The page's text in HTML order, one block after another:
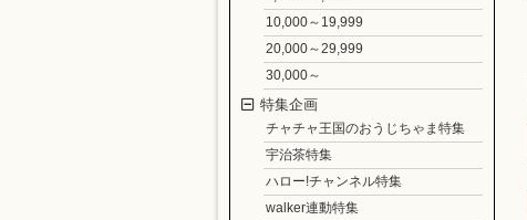
10,000～19,999
20,000～29,999
30,000～
特集企画
チャチャ王国のおうじちゃま特集
宇治茶特集
ハロー!チャンネル特集
walker連動特集